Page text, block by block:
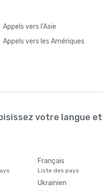
Appels vers l’Asie
Appels vers les Amériques
votre langue et
Français
Liste des pays
Ukrainien